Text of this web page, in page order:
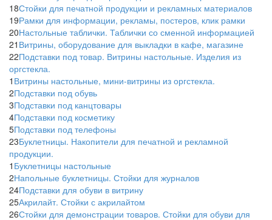
18Стойки для печатной продукции и рекламных материалов
19Рамки для информации, рекламы, постеров, клик рамки
20Настольные таблички. Таблички со сменной информацией
21 Витрины, оборудование для выкладки в кафе, магазине
22Подставки под товар. Витрины настольные. Изделия из
оргстекла.
1 Витрины настольные, мини-витрины из оргстекла.
2Подставки под обувь
3Подставки под канцтовары
4Подставки под косметику
5Подставки под телефоны
23Буклетницы. Накопители для печатной и рекламной
продукции.
1 Буклетницы настольные
2Напольные буклетницы. Стойки для журналов
24Подставки для обуви в витрину
25Акрилайт. Стойки с акрилайтом
26Стойки для демонстрации товаров. Стойки для обуви для